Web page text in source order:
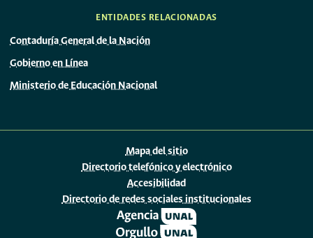
ENTIDADES RELACIONADAS
Contaduría General de la Nación
Gobierno en Línea
Ministerio de Educación Nacional
Mapa del sitio
Directorio telefónico y electrónico
Accesibilidad
Directorio de redes sociales institucionales